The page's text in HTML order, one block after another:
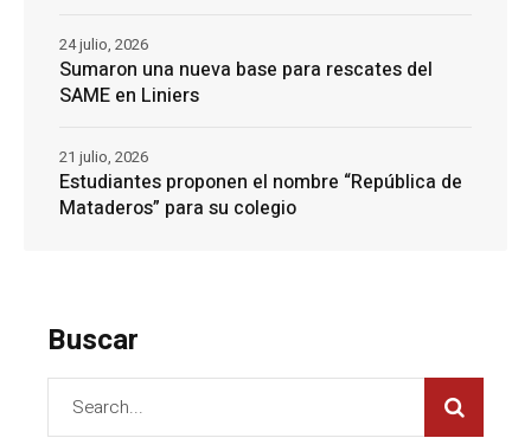
Sumaron una nueva base para rescates del
SAME en Liniers
24 julio, 2026
Estudiantes proponen el nombre “República de
Mataderos” para su colegio
21 julio, 2026
Buscar